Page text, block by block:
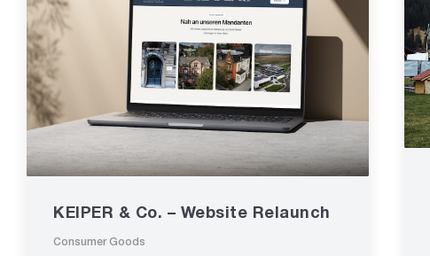
KEIPER & Co. – Website Relaunch
Consumer Goods